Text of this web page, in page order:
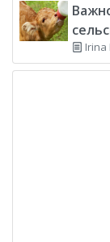
Irina